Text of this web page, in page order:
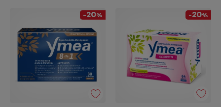
-20% -20%